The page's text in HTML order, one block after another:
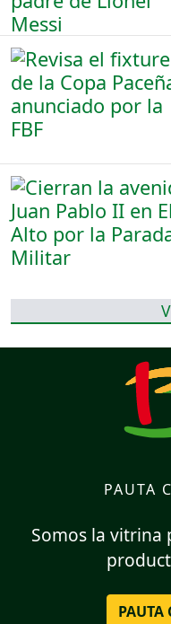
PAUTA
Somos la vitrina
PAUTA